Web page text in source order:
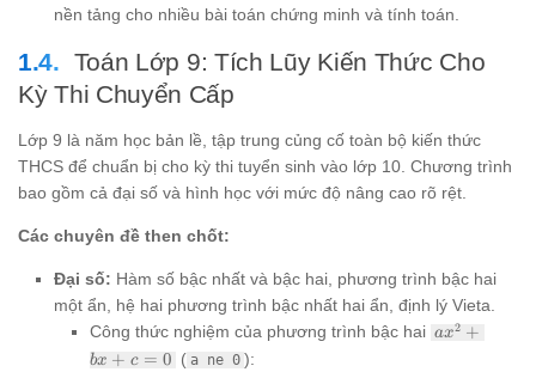
nền tảng cho nhiều bài toán chứng minh và tính toán.
Toán Lớp 9: Tích Lũy Kiến Thức Cho
Kỳ Thi Chuyển Cấp
Lớp 9 là năm học bản lề, tập trung củng cố toàn bộ kiến thức
THCS để chuẩn bị cho kỳ thi tuyển sinh vào lớp 10. Chương trình
bao gồm cả đại số và hình học với mức độ nâng cao rõ rệt.
Các chuyên đề then chốt:
Đại số: Hàm số bậc nhất và bậc hai, phương trình bậc hai
một ẩn, hệ hai phương trình bậc nhất hai ẩn, định lý Vieta.
Công thức nghiệm của phương trình bậc hai ax^2
ax2 +
bx + c = 0 ( a ne 0 ):